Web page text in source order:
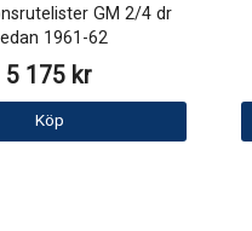
GM 2/4 dr
1961-62
5 175 kr
Köp